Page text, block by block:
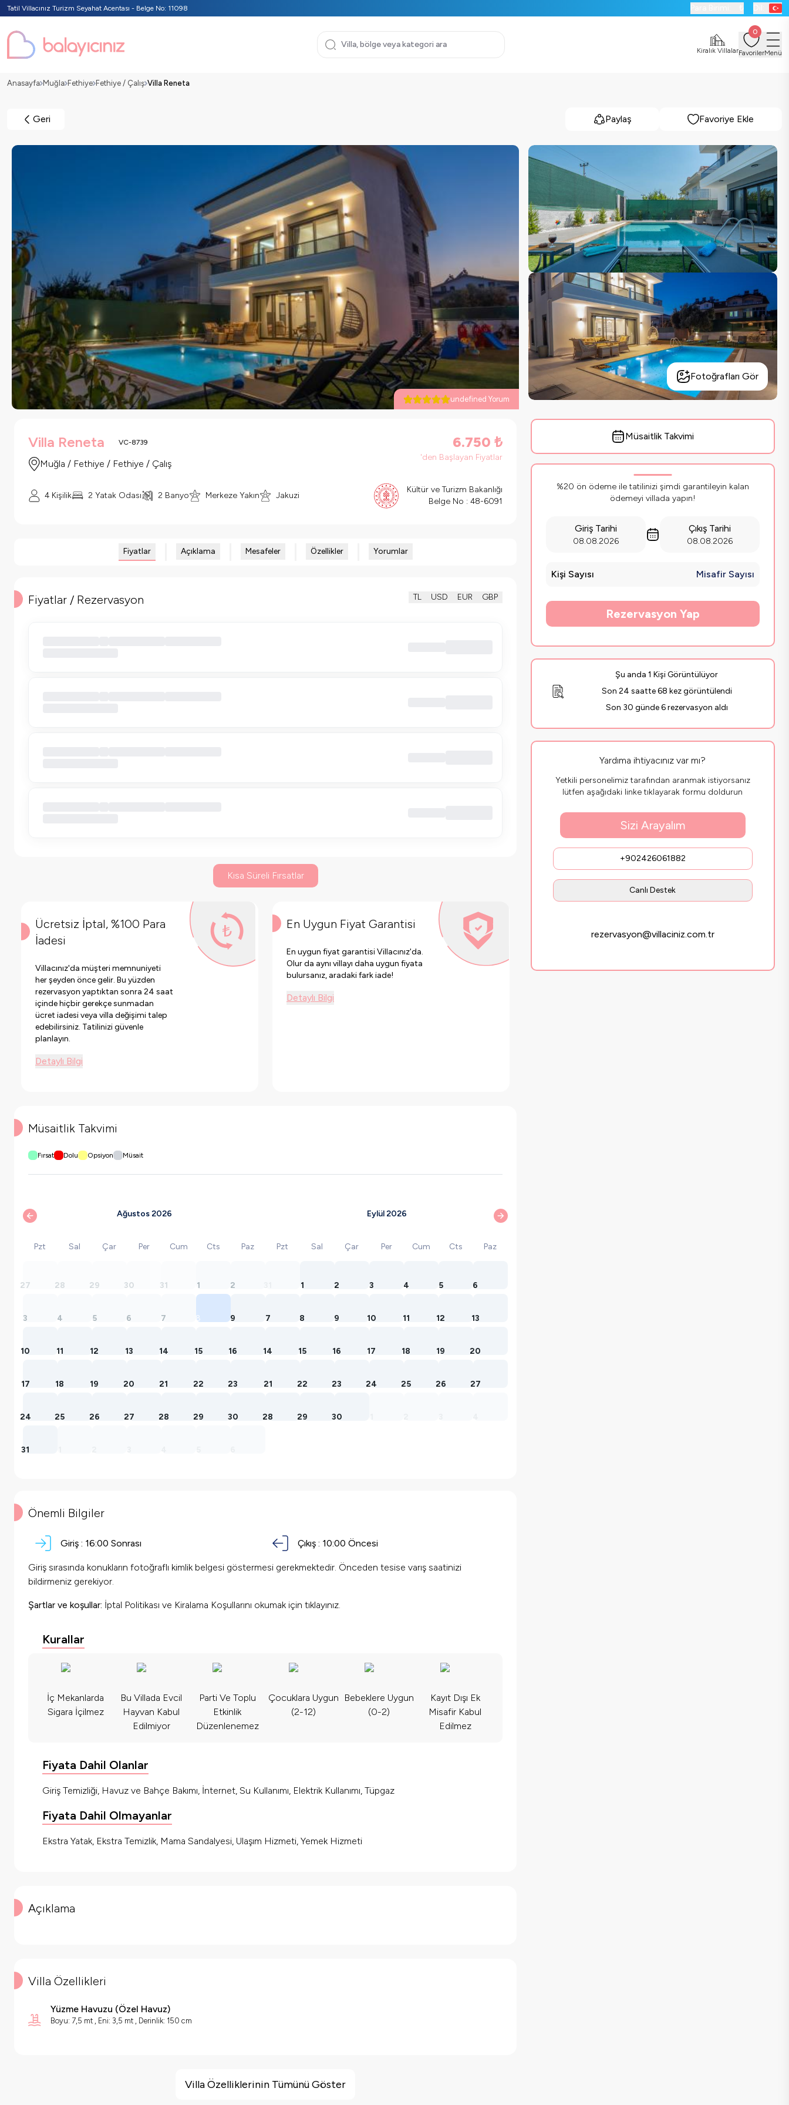
Tatil Villacınız Turizm Seyahat Acentası - Belge No: 11098
Kiralık Villalar
0
FavorilerMenü
Anasayfa Muğla Fethiye Fethiye / Çalış Villa Reneta
Geri Paylaş Favoriye Ekle
undefined Yorum
Fotoğrafları Gör
Villa Reneta VC-8739
Muğla / Fethiye / Fethiye / Çalış
6.750 ₺
'den Başlayan Fiyatlar
4 Kişilik 2 Yatak Odası 2 Banyo Merkeze Yakın Jakuzi
Kültür ve Turizm Bakanlığı
Belge No : 48-6091
Fiyatlar Açıklama Mesafeler Özellikler Yorumlar
Fiyatlar / Rezervasyon TL USD EUR GBP
Kısa Süreli Fırsatlar
Ücretsiz İptal, %100 Para
İadesi
Villacınız'da müşteri memnuniyeti
her şeyden önce gelir. Bu yüzden
rezervasyon yaptıktan sonra 24 saat
içinde hiçbir gerekçe sunmadan
ücret iadesi veya villa değişimi talep
edebilirsiniz. Tatilinizi güvenle
planlayın.
Detaylı Bilgi
En Uygun Fiyat Garantisi
En uygun fiyat garantisi Villacınız'da.
Olur da aynı villayı daha uygun fiyata
bulursanız, aradaki fark iade!
Detaylı Bilgi
Müsaitlik Takvimi
Fırsat Dolu Opsiyon Müsait
Ağustos 2026
Pzt Sal Çar Per Cum Cts Paz
27 28 29 30 31 1 2
3 4 5 6 7 8 9
10 11 12 13 14 15 16
17 18 19 20 21 22 23
24 25 26 27 28 29 30
31
Eylül 2026
Pzt Sal Çar Per Cum Cts Paz
1 2 3 4 5 6
7 8 9 10 11 12 13
14 15 16 17 18 19 20
21 22 23 24 25 26 27
28 29 30
Önemli Bilgiler
Giriş : 16:00 Sonrası Çıkış : 10:00 Öncesi
Giriş sırasında konukların fotoğraflı kimlik belgesi göstermesi gerekmektedir. Önceden tesise varış saatinizi
bildirmeniz gerekiyor.
Şartlar ve koşullar: İptal Politikası ve Kiralama Koşullarını okumak için tıklayınız.
Kurallar
İç Mekanlarda
Sigara İçilmez
Bu Villada Evcil
Hayvan Kabul
Edilmiyor
Parti Ve Toplu
Etkinlik
Düzenlenemez
Çocuklara Uygun
(2-12)
Bebeklere Uygun
(0-2)
Kayıt Dışı Ek
Misafir Kabul
Edilmez
Fiyata Dahil Olanlar
Giriş Temizliği, Havuz ve Bahçe Bakımı, İnternet, Su Kullanımı, Elektrik Kullanımı, Tüpgaz
Fiyata Dahil Olmayanlar
Ekstra Yatak, Ekstra Temizlik, Mama Sandalyesi, Ulaşım Hizmeti, Yemek Hizmeti
Açıklama
Villa Özellikleri
Yüzme Havuzu (Özel Havuz)
Boyu: 7,5 mt , Eni: 3,5 mt , Derinlik: 150 cm
Villa Özelliklerinin Tümünü Göster
Müsaitlik Takvimi
%20 ön ödeme ile tatilinizi şimdi garantileyin kalan
ödemeyi villada yapın!
Giriş Tarihi
08.08.2026
Çıkış Tarihi
08.08.2026
Kişi Sayısı Misafir Sayısı
Rezervasyon Yap
Şu anda 1 Kişi Görüntülüyor
Son 24 saatte 68 kez görüntülendi
Son 30 günde 6 rezervasyon aldı
Yardıma ihtiyacınız var mı?
Yetkili personelimiz tarafından aranmak istiyorsanız
lütfen aşağıdaki linke tıklayarak formu doldurun
Sizi Arayalım
+902426061882
Canlı Destek
rezervasyon@villaciniz.com.tr